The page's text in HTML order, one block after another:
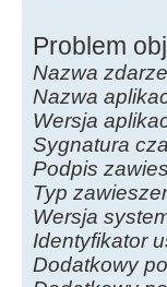
Problem
Nazwa
Nazwa
Wersja
Sygnatura
Podpis
Typ
Wersja
Identyfikator
Dodatkowy